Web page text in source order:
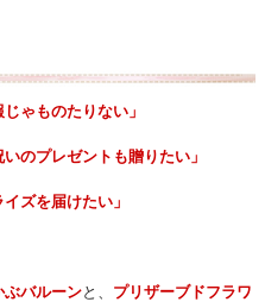
ゃものたりない」
いのプレゼントも贈りたい」
ズを届けたい」
ぶバルーンと、 プリザーブドフラワ